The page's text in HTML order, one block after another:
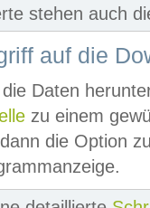
stehen auch
auf die
Daten
zu einem
die Option